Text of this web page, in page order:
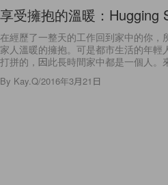
享受擁抱的溫暖：Hugging
在經歷了一整天的工作回到家中的你，
家人溫暖的擁抱。可是都市生活的年
打拼的，因此長時間家中都是一個人。
By Kay.Q/2016年3月21日